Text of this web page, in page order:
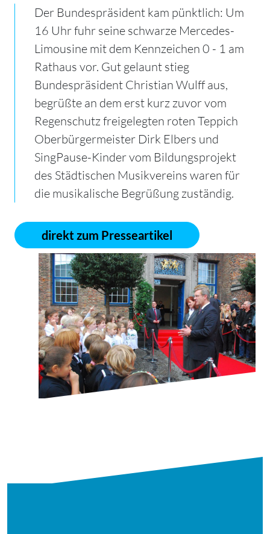
Der Bundespräsident kam pünktlich: Um
16 Uhr fuhr seine schwarze Mercedes-
Limousine mit dem Kennzeichen 0 - 1 am
Rathaus vor. Gut gelaunt stieg
Bundespräsident Christian Wulff aus,
begrüßte an dem erst kurz zuvor vom
Regenschutz freigelegten roten Teppich
Oberbürgermeister Dirk Elbers und
SingPause-Kinder vom Bildungsprojekt
des Städtischen Musikvereins waren für
die musikalische Begrüßung zuständig.
direkt zum Presseartikel